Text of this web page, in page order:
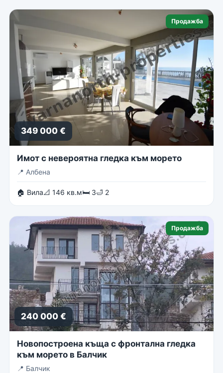
Продажба
349 000 €
Имот с невероятна гледка към морето
📍 Албена
🏠 Вила📐 146 кв.м🛏 3🛁 2
Продажба
240 000 €
Новопостроена къща с фронтална гледка
към морето в Балчик
📍 Балчик